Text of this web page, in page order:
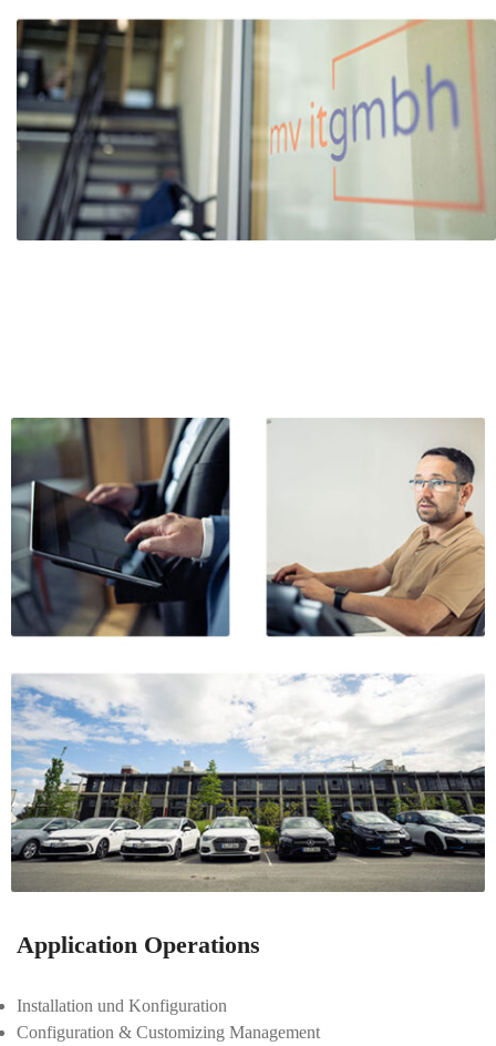
Application​ Operations
Installation und Konfiguration​​
Configuration & Customizing Management​​